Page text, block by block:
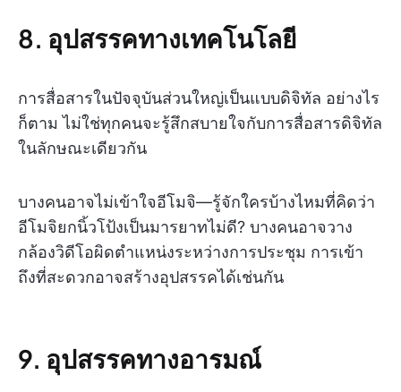
8. อุปสรรคทางเทคโนโลยี
การสื่อสารในปัจจุบันส่วนใหญ่เป็นแบบดิจิทัล อย่างไร
ก็ตาม ไม่ใช่ทุกคนจะรู้สึกสบายใจกับการสื่อสารดิจิทัล
ในลักษณะเดียวกัน
บางคนอาจไม่เข้าใจอีโมจิ—รู้จักใครบ้างไหมที่คิดว่า
อีโมจิยกนิ้วโป้งเป็นมารยาทไม่ดี? บางคนอาจวาง
กล้องวิดีโอผิดตำแหน่งระหว่างการประชุม การเข้า
ถึงที่สะดวกอาจสร้างอุปสรรคได้เช่นกัน
9. อุปสรรคทางอารมณ์